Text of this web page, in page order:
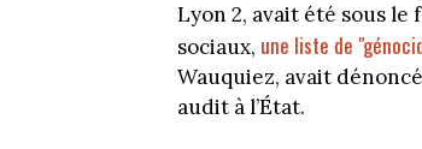
Lyon 2, avait été sous le
sociaux, une liste de
Wauquiez, avait
audit à l’État.